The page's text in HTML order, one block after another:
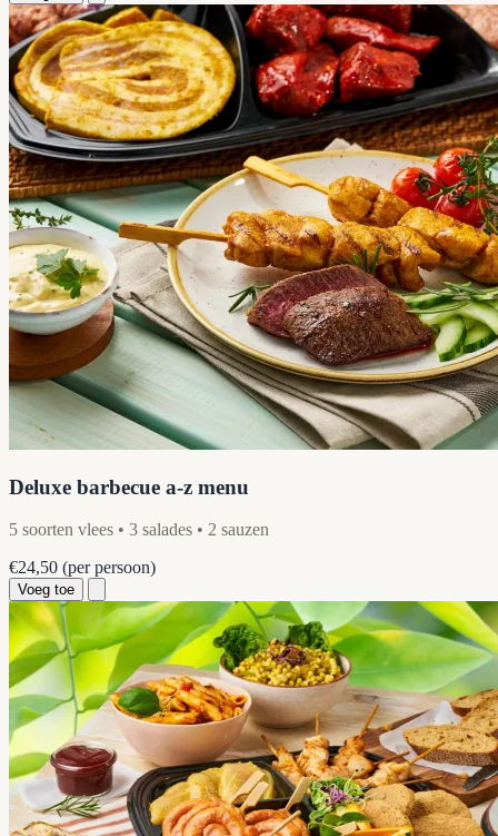
Deluxe barbecue a-z menu
5 soorten vlees • 3 salades • 2 sauzen
€24,50 (per persoon)
Voeg toe